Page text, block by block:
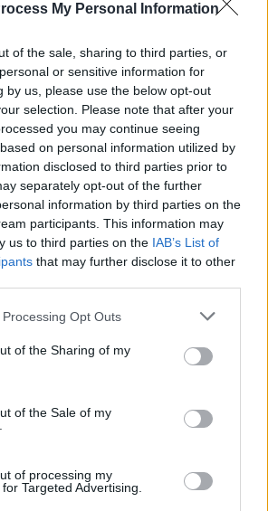
My Personal Information
of the sale, sharing to third parties, or
or sensitive information for
by us, please use the below opt-out
selection. Please note that after your
you may continue seeing
on personal information utilized by
disclosed to third parties prior to
separately opt-out of the further
information by third parties on the
participants. This information may
us to third parties on the IAB’s List of
that may further disclose it to other
Opt Outs
of the Sharing of my
of the Sale of my
of processing my
Targeted Advertising.